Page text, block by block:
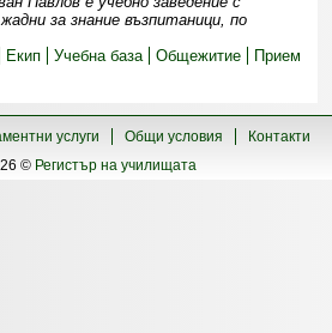
за знание възпитаници, по
Екип Учебна база Общежитие Прием
услуги Общи условия
Контакти
© Регистър на училищата